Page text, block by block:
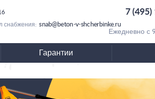
7
снабжения: snab@beton-v-shcherbinke.ru
Ежедневно с
Гарантии